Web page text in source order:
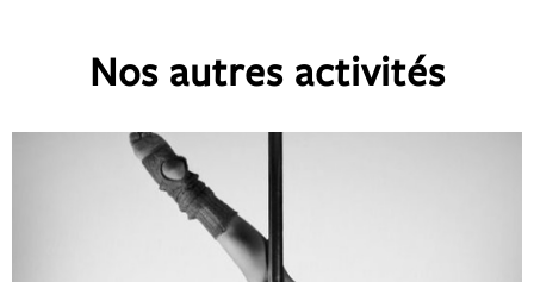
Nos autres activités